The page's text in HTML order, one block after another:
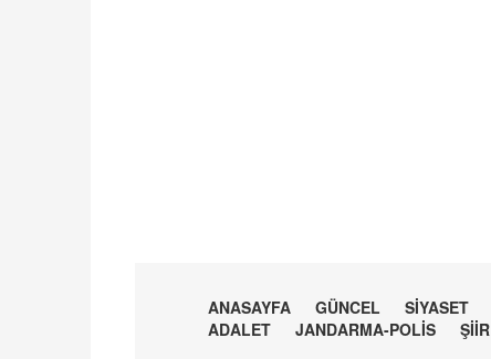
ANASAYFA GÜNCEL SİYASET
ADALET
JANDARMA-POLİS ŞİİR